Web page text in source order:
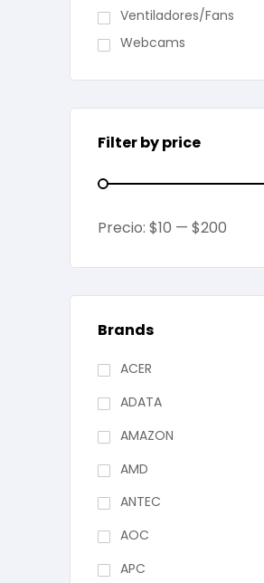
Ventiladores/Fans
Webcams
Filter by price
Precio: $10 — $200
Brands
ACER
ADATA
AMAZON
AMD
ANTEC
AOC
APC